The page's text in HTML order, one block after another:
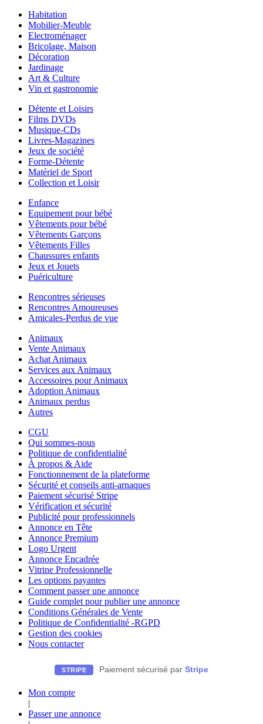
Habitation
Mobilier-Meuble
Electroménager
Bricolage, Maison
Décoration
Jardinage
Art & Culture
Vin et gastronomie
Détente et Loisirs
Films DVDs
Musique-CDs
Livres-Magazines
Jeux de société
Forme-Détente
Matériel de Sport
Collection et Loisir
Enfance
Equipement pour bébé
Vêtements pour bébé
Vêtements Garçons
Vêtements Filles
Chaussures enfants
Jeux et Jouets
Puériculture
Rencontres sérieuses
Rencontres Amoureuses
Amicales-Perdus de vue
Animaux
Vente Animaux
Achat Animaux
Services aux Animaux
Accessoires pour Animaux
Adoption Animaux
Animaux perdus
Autres
CGU
Qui sommes-nous
Politique de confidentialité
À propos & Aide
Fonctionnement de la plateforme
Sécurité et conseils anti-arnaques
Paiement sécurisé Stripe
Vérification et sécurité
Publicité pour professionnels
Annonce en Tête
Annonce Premium
Logo Urgent
Annonce Encadrée
Vitrine Professionnelle
Les options payantes
Comment passer une annonce
Guide complet pour publier une annonce
Conditions Générales de Vente
Politique de Confidentialité -RGPD
Gestion des cookies
Nous contacter
STRIPE Paiement sécurisé par Stripe
Mon compte
|
Passer une annonce